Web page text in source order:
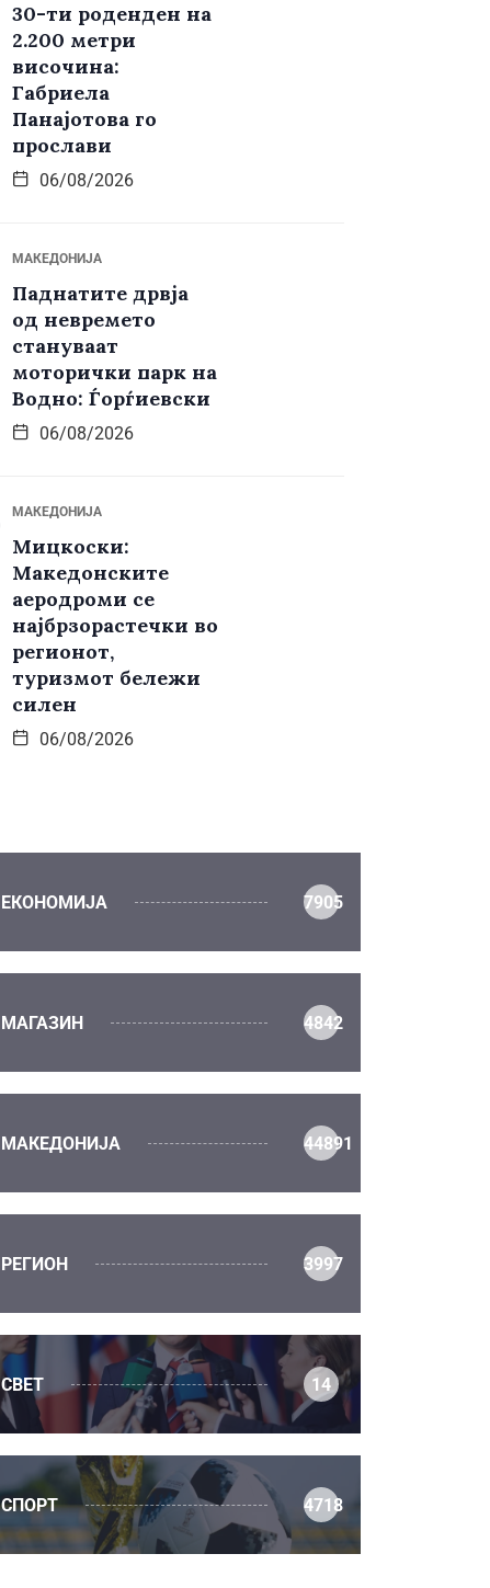
30-ти роденден на
2.200 метри
височина:
Габриела
Панајотова го
прослави
06/08/2026
МАКЕДОНИЈА
Паднатите дрвја
од невремето
стануваат
моторички парк на
Водно: Ѓорѓиевски
06/08/2026
МАКЕДОНИЈА
Мицкоски:
Македонските
аеродроми се
најбрзорастечки во
регионот,
туризмот бележи
силен
06/08/2026
ЕКОНОМИЈА 7905
МАГАЗИН 4842
МАКЕДОНИЈА 44891
РЕГИОН 3997
СВЕТ 14
СПОРТ 4718